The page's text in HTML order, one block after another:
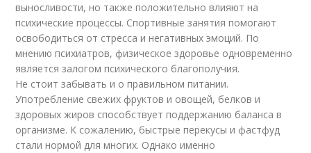
выносливости, но также положительно влияют на
психические процессы. Спортивные занятия помогают
освободиться от стресса и негативных эмоций. По
мнению психиатров, физическое здоровье одновременно
является залогом психического благополучия.
Не стоит забывать и о правильном питании.
Употребление свежих фруктов и овощей, белков и
здоровых жиров способствует поддержанию баланса в
организме. К сожалению, быстрые перекусы и фастфуд
стали нормой для многих. Однако именно